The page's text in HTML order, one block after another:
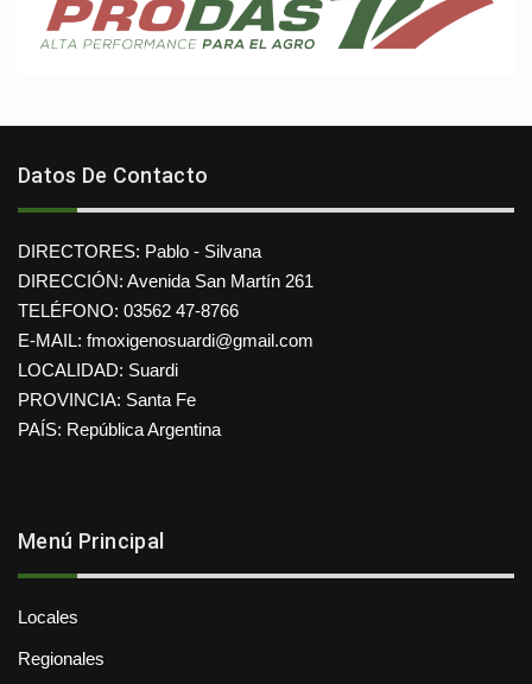
Datos De Contacto
DIRECTORES: Pablo - Silvana
DIRECCIÓN: Avenida San Martín 261
TELÉFONO: 03562 47-8766
E-MAIL: fmoxigenosuardi@gmail.com
LOCALIDAD: Suardi
PROVINCIA: Santa Fe
PAÍS: República Argentina
Menú Principal
Locales
Regionales